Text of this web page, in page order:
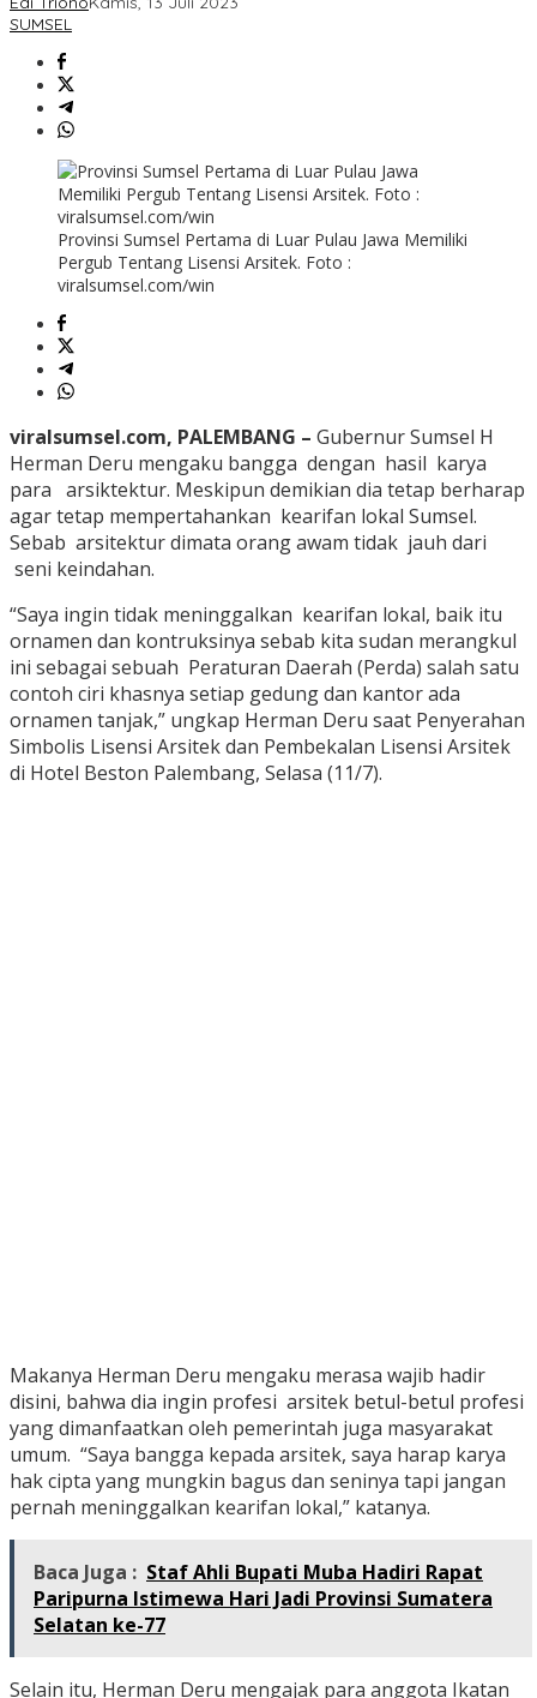
SUMSEL
Provinsi Sumsel Pertama di Luar Pulau Jawa Memiliki
Pergub Tentang Lisensi Arsitek. Foto :
viralsumsel.com/win
viralsumsel.com, PALEMBANG – Gubernur Sumsel H
Herman Deru mengaku bangga dengan hasil karya
para arsiktektur. Meskipun demikian dia tetap berharap
agar tetap mempertahankan kearifan lokal Sumsel.
Sebab arsitektur dimata orang awam tidak jauh dari
seni keindahan.
“Saya ingin tidak meninggalkan kearifan lokal, baik itu
ornamen dan kontruksinya sebab kita sudan merangkul
ini sebagai sebuah Peraturan Daerah (Perda) salah satu
contoh ciri khasnya setiap gedung dan kantor ada
ornamen tanjak,” ungkap Herman Deru saat Penyerahan
Simbolis Lisensi Arsitek dan Pembekalan Lisensi Arsitek
di Hotel Beston Palembang, Selasa (11/7).
Makanya Herman Deru mengaku merasa wajib hadir
disini, bahwa dia ingin profesi arsitek betul-betul profesi
yang dimanfaatkan oleh pemerintah juga masyarakat
umum. “Saya bangga kepada arsitek, saya harap karya
hak cipta yang mungkin bagus dan seninya tapi jangan
pernah meninggalkan kearifan lokal,” katanya.
Baca Juga : Staf Ahli Bupati Muba Hadiri Rapat
Paripurna Istimewa Hari Jadi Provinsi Sumatera
Selatan ke-77
Selain itu, Herman Deru mengajak para anggota Ikatan